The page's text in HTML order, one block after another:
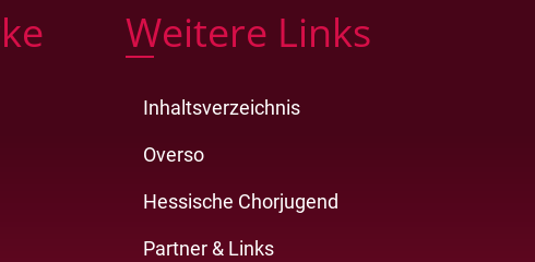
Weitere Links
Inhaltsverzeichnis
Overso
Hessische Chorjugend
Partner & Links